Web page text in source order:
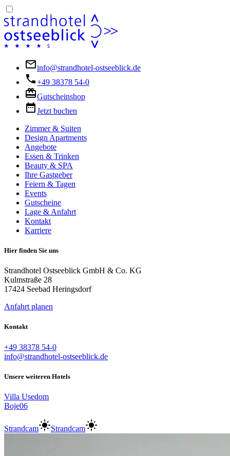
info@strandhotel-ostseeblick.de
+49 38378 54-0
Gutscheinshop
Jetzt buchen
Zimmer & Suiten
Design Apartments
Angebote
Essen & Trinken
Beauty & SPA
Ihre Gastgeber
Feiern & Tagen
Events
Gutscheine
Lage & Anfahrt
Kontakt
Karriere
Hier finden Sie uns
Strandhotel Ostseeblick GmbH & Co. KG
Kulmstraße 28
17424 Seebad Heringsdorf
Anfahrt planen
Kontakt
+49 38378 54-0
info@strandhotel-ostseeblick.de
Unsere weiteren Hotels
Villa Usedom
Boje06
Strandcam Strandcam